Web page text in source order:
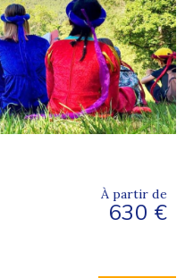
À partir de
630 €